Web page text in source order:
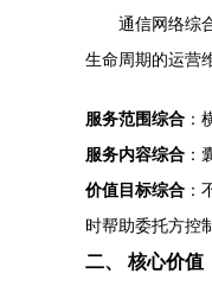
通信网络综
生命周期的运营
服务范围综合 ：
服务内容综合 ：
价值目标综合 ：
时帮助委托方控
二、 核心价值